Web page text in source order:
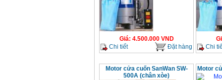
Giá: 4.500.000VND
Chi tiết
Đặt hàng
Chi
Motor cửa cuốn SanWan SW-
500A (chân xòe)
Motor